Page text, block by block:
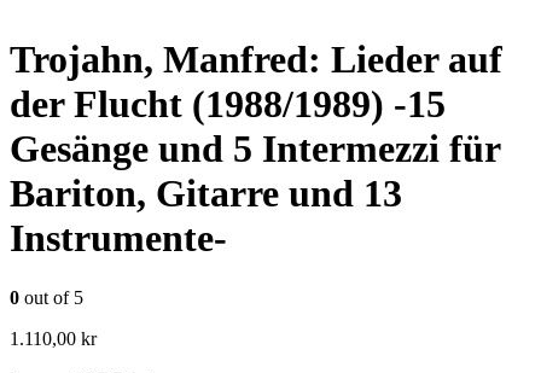
Trojahn, Manfred: Lieder auf
der Flucht (1988/1989) -15
Gesänge und 5 Intermezzi für
Bariton, Gitarre und 13
Instrumente-
0 out of 5
1.110,00 kr